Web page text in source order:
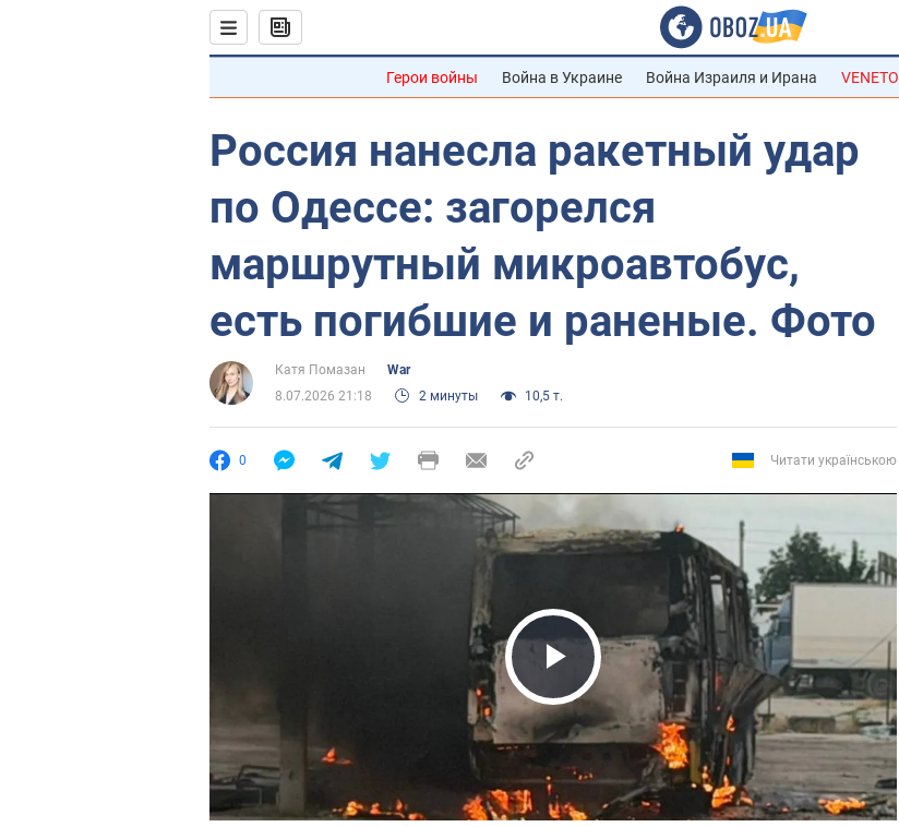
Герои войны Война в Украине Война Израиля и Ирана VENETO
Россия нанесла ракетный удар
по Одессе: загорелся
маршрутный микроавтобус,
есть погибшие и раненые. Фото
Катя Помазан
War
8.07.2026 21:18
2 минуты 10,5 т.
0 Читати українською
Play Video